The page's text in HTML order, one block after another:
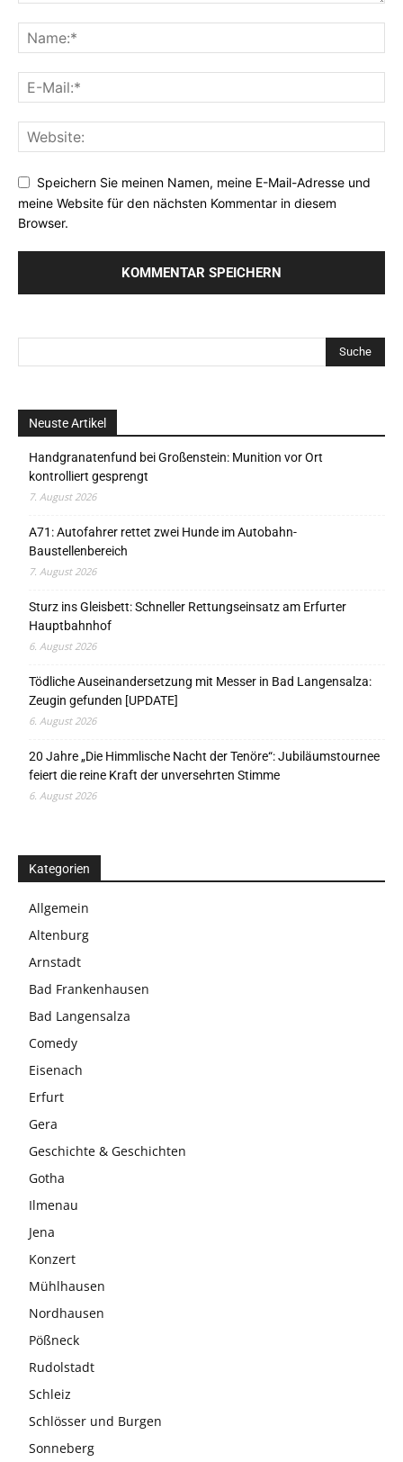
Speichern Sie meinen Namen, meine E-Mail-Adresse und
meine Website für den nächsten Kommentar in diesem
Browser.
Neuste Artikel
Handgranatenfund bei Großenstein: Munition vor Ort
kontrolliert gesprengt
7. August 2026
A71: Autofahrer rettet zwei Hunde im Autobahn-
Baustellenbereich
7. August 2026
Sturz ins Gleisbett: Schneller Rettungseinsatz am Erfurter
Hauptbahnhof
6. August 2026
Tödliche Auseinandersetzung mit Messer in Bad Langensalza:
Zeugin gefunden [UPDATE]
6. August 2026
20 Jahre „Die Himmlische Nacht der Tenöre“: Jubiläumstournee
feiert die reine Kraft der unversehrten Stimme
6. August 2026
Kategorien
Allgemein
Altenburg
Arnstadt
Bad Frankenhausen
Bad Langensalza
Comedy
Eisenach
Erfurt
Gera
Geschichte & Geschichten
Gotha
Ilmenau
Jena
Konzert
Mühlhausen
Nordhausen
Pößneck
Rudolstadt
Schleiz
Schlösser und Burgen
Sonneberg